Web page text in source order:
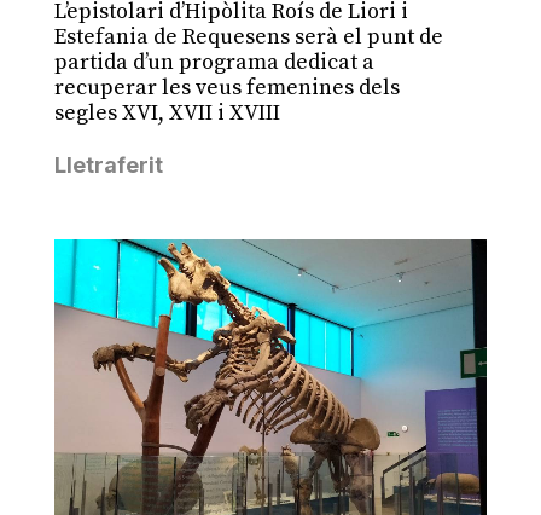
L’epistolari d’Hipòlita Roís de Liori i
Estefania de Requesens serà el punt de
partida d’un programa dedicat a
recuperar les veus femenines dels
segles XVI, XVII i XVIII
Lletraferit